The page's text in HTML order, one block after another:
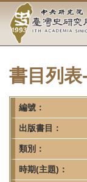
要
中
央
研
究
院-
臺
灣
書目列
編號：
出版書目：
類別：
時期(主題)：